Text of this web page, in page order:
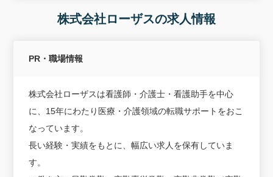
株式会社ローザスの求人情報
PR・職場情報
株式会社ローザスは看護師・介護士・看護助手を中心
に、15年にわたり医療・介護領域の転職サポートをおこ
なっています。
長い経験・実績をもとに、幅広い求人を保有していま
す。